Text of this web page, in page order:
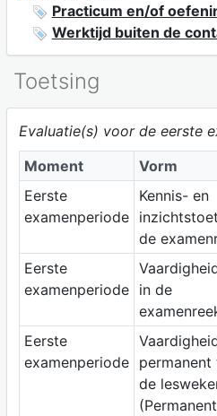
Practicum en/of
Werktijd buiten de
Toetsing
Evaluatie(s) voor de eerste
Moment
Vorm
Eerste
examenperiode
Kennis- en
de
Eerste
examenperiode
in de
Eerste
examenperiode
permanent
de